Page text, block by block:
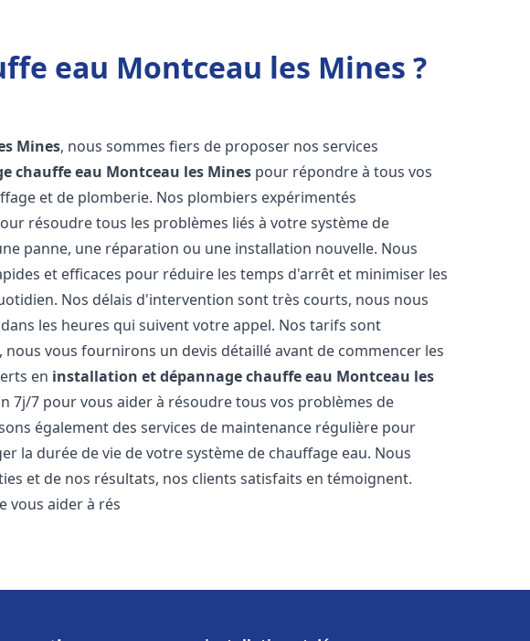
eau Montceau les Mines ?
Mines, nous sommes fiers de proposer nos services
chauffe eau Montceau les Mines pour répondre à tous vos
et de plomberie. Nos plombiers expérimentés
résoudre tous les problèmes liés à votre système de
panne, une réparation ou une installation nouvelle. Nous
et efficaces pour réduire les temps d'arrêt et minimiser les
Nos délais d'intervention sont très courts, nous nous
les heures qui suivent votre appel. Nos tarifs sont
vous fournirons un devis détaillé avant de commencer les
en installation et dépannage chauffe eau Montceau les
7j/7 pour vous aider à résoudre tous vos problèmes de
également des services de maintenance régulière pour
la durée de vie de votre système de chauffage eau. Nous
et de nos résultats, nos clients satisfaits en témoignent.
vous aider à rés